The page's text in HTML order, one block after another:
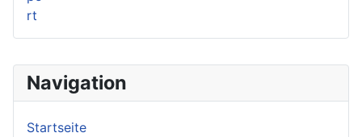
Navigation
Startseite